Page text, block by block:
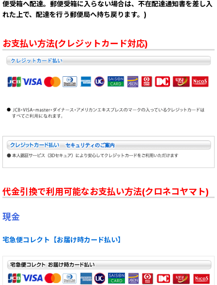
便受箱へ配達。郵便受箱に入らない場合は、不在配達通知書を差し入
れた上で、配達を行う郵便局へ持ち戻ります。)
お支払い方法(クレジットカード対応)
代金引換で利用可能なお支払い方法(クロネコヤマト)
現金
宅急便コレクト【お届け時カード払い】